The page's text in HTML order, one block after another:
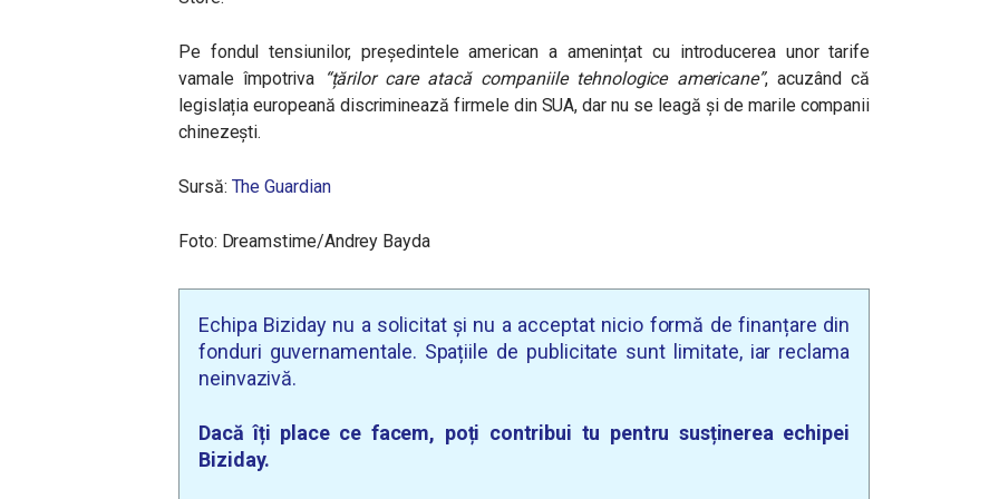
Pe fondul tensiunilor, președintele american a amenințat cu introducerea unor tarife
vamale împotriva “țărilor care atacă companiile tehnologice americane”, acuzând că
legislația europeană discriminează firmele din SUA, dar nu se leagă și de marile companii
chinezești.
Sursă: The Guardian
Foto: Dreamstime/Andrey Bayda
Echipa Biziday nu a solicitat și nu a acceptat nicio formă de finanțare din
fonduri guvernamentale. Spațiile de publicitate sunt limitate, iar reclama
neinvazivă.
Dacă îți place ce facem, poți contribui tu pentru susținerea echipei
Biziday.